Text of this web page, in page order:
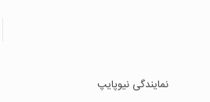
نمایندگی نیوپایپ